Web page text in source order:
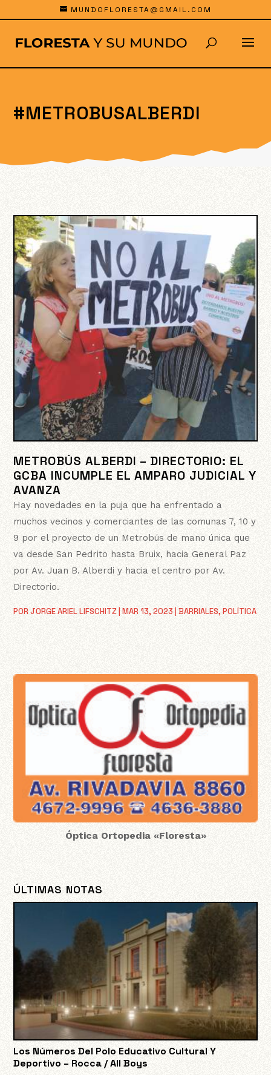
MUNDOFLORESTA@GMAIL.COM
#METROBUSALBERDI
METROBÚS ALBERDI – DIRECTORIO: EL
GCBA INCUMPLE EL AMPARO JUDICIAL Y
AVANZA
PORJORGE ARIEL LIFSCHITZ |MAR 13, 2023 |BARRIALES,POLÍTICA
Hay novedades en la puja que ha enfrentado a
muchos vecinos y comerciantes de las comunas 7, 10 y
9 por el proyecto de un Metrobús de mano única que
va desde San Pedrito hasta Bruix, hacia General Paz
por Av. Juan B. Alberdi y hacia el centro por Av.
Directorio.
Óptica Ortopedia «Floresta»
ÚLTIMAS NOTAS
Los Números Del Polo Educativo Cultural Y
Deportivo – Rocca / All Boys